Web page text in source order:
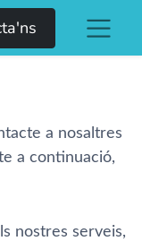
a nosaltres
a continuació,
nostres serveis,